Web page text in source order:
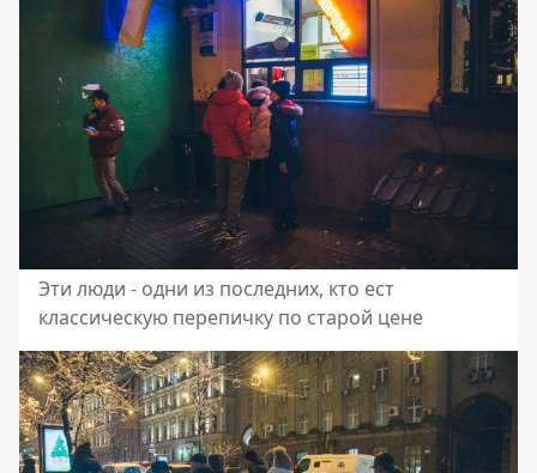
Эти люди - одни из последних, кто ест
классическую перепичку по старой цене